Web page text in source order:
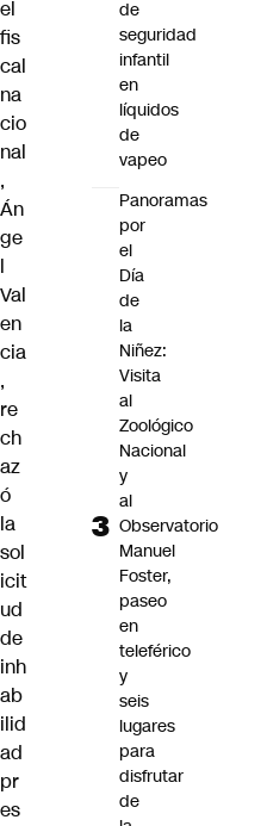
el
fis
cal
na
cio
nal
,
Án
ge
l
Val
en
cia
,
re
ch
az
ó
la
sol
icit
ud
de
inh
ab
ilid
ad
pr
es
de
seguridad
infantil
en
líquidos
de
vapeo
Panoramas
por
el
Día
de
la
Niñez:
Visita
al
Zoológico
Nacional
y
al
Observatorio
Manuel
Foster,
paseo
en
teleférico
y
seis
lugares
para
disfrutar
de